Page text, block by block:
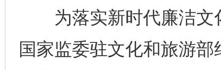
为落实新时代廉洁文
国家监委驻文化和旅游